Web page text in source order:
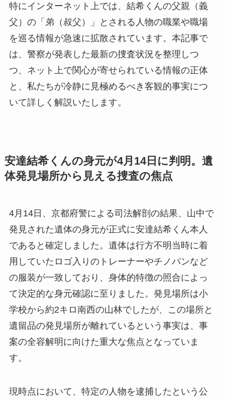
特にインターネット上では、結希くんの父親（義
父）の「弟（叔父）」とされる人物の職業や職場
を巡る情報が急速に拡散されています。本記事で
は、警察が発表した最新の捜査状況を整理しつ
つ、ネット上で関心が寄せられている情報の正体
と、私たちが冷静に見極めるべき客観的事実につ
いて詳しく解説いたします。
安達結希くんの身元が4月14日に判明。遺
体発見場所から見える捜査の焦点
4月14日、京都府警による司法解剖の結果、山中で
発見された遺体の身元が正式に安達結希くん本人
であると確定しました。遺体は行方不明当時に着
用していたロゴ入りのトレーナーやチノパンなど
の服装が一致しており、身体的特徴の照合によっ
て決定的な身元確認に至りました。発見場所は小
学校から約2キロ南西の山林でしたが、この場所と
遺留品の発見場所が離れているという事実は、事
案の全容解明に向けた重大な焦点となっていま
す。
現時点において、特定の人物を逮捕したという公